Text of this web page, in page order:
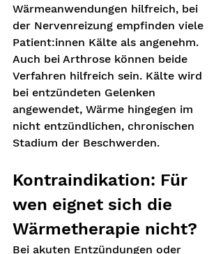
Wärmeanwendungen hilfreich, bei
der Nervenreizung empfinden viele
Patient:innen Kälte als angenehm.
Auch bei Arthrose können beide
Verfahren hilfreich sein. Kälte wird
bei entzündeten Gelenken
angewendet, Wärme hingegen im
nicht entzündlichen, chronischen
Stadium der Beschwerden.
Kontraindikation: Für
wen eignet sich die
Wärmetherapie nicht?
Bei akuten Entzündungen oder